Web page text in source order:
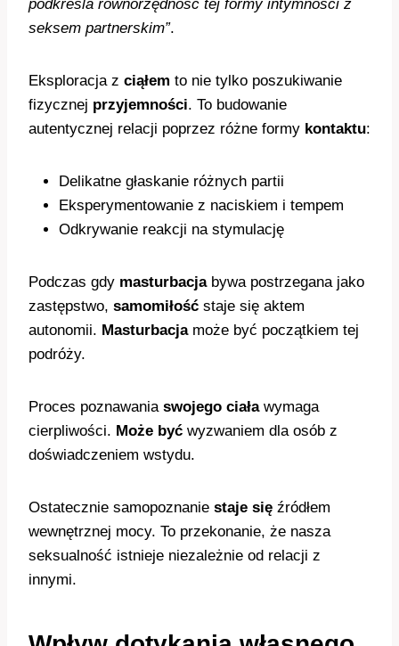
podkreśla równorzędność tej formy intymności z
seksem partnerskim”.
Eksploracja z ciąłem to nie tylko poszukiwanie
fizycznej przyjemności. To budowanie
autentycznej relacji poprzez różne formy kontaktu:
Delikatne głaskanie różnych partii
Eksperymentowanie z naciskiem i tempem
Odkrywanie reakcji na stymulację
Podczas gdy masturbacjabywa postrzegana jako
zastępstwo, samomiłość staje się aktem
autonomii. Masturbacjamoże być początkiem tej
podróży.
Proces poznawania swojego ciaławymaga
cierpliwości. Może być wyzwaniem dla osób z
doświadczeniem wstydu.
Ostatecznie samopoznanie staje się źródłem
wewnętrznej mocy. To przekonanie, że nasza
seksualność istnieje niezależnie od relacji z
innymi.